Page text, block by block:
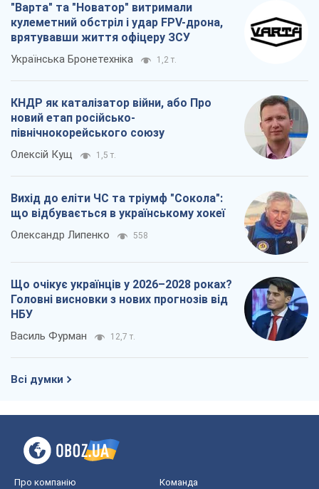
"Варта" та "Новатор" витримали
кулеметний обстріл і удар FPV-дрона,
врятувавши життя офіцеру ЗСУ
Українська Бронетехніка 1,2 т.
КНДР як каталізатор війни, або Про
новий етап російсько-
північнокорейського союзу
Олексій Кущ 1,5 т.
Вихід до еліти ЧС та тріумф "Сокола":
що відбувається в українському хокеї
Олександр Липенко 558
Що очікує українців у 2026–2028 роках?
Головні висновки з нових прогнозів від
НБУ
Василь Фурман 12,7 т.
Всі думки
Про компанію Команда